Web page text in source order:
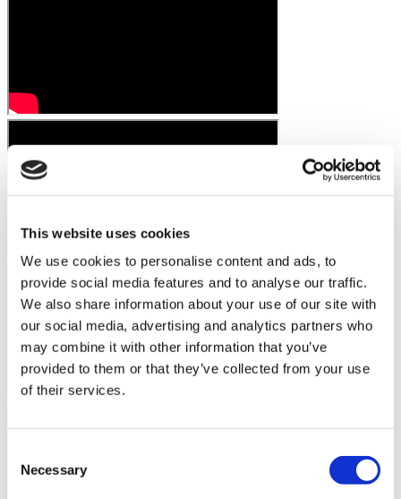
This website uses cookies
We use cookies to personalise content and ads, to
provide social media features and to analyse our traffic.
We also share information about your use of our site with
our social media, advertising and analytics partners who
may combine it with other information that you’ve
provided to them or that they’ve collected from your use
of their services.
Selection
Necessary